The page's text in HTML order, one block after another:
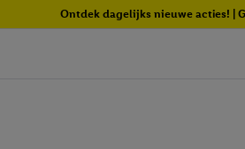
Ontdek dagelijks nieuwe acties! |